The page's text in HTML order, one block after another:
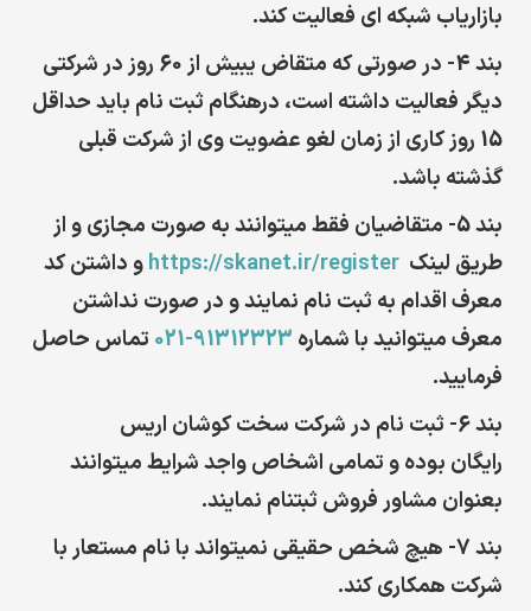
بازاریاب شبکه ای فعالیت کند.
بند 4-
در صورتی که متقاض یبیش از 60 روز در شرکتی
دیگر فعالیت داشته است، درهنگام ثبت نام باید حداقل
15 روز کاری از زمان لغو عضویت وی از شرکت قبلی
گذشته باشد.
بند 5-
متقاضیان فقط میتوانند به صورت مجازی و از
طریق لینک https://skanet.ir/registerو داشتن کد
معرف اقدام به ثبت نام نمایند و در صورت نداشتن
معرف میتوانید با شماره 91312323-021
تماس حاصل
فرمایید.
بند 6-
ثبت نام در شرکت سخت کوشان اریس
رایگان بوده و تمامی اشخاص واجد شرایط میتوانند
بعنوان مشاور فروش ثبتنام نمایند.
بند 7-
هیچ شخص حقیقی نمیتواند با نام مستعار با
شرکت همکاری کند.